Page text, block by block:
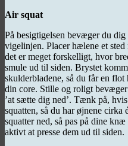
Air squat
På besigtigelsen bevæger du
vigelinjen. Placer hælene et
det er meget forskelligt, hvor
smule ud til siden. Brystet
skulderbladene, så du får en
din core. Stille og roligt
’at sætte dig ned’. Tænk på,
squatten, så du har øjnene cirka
squatter ned, så pas på dine
aktivt at presse dem ud til siden.